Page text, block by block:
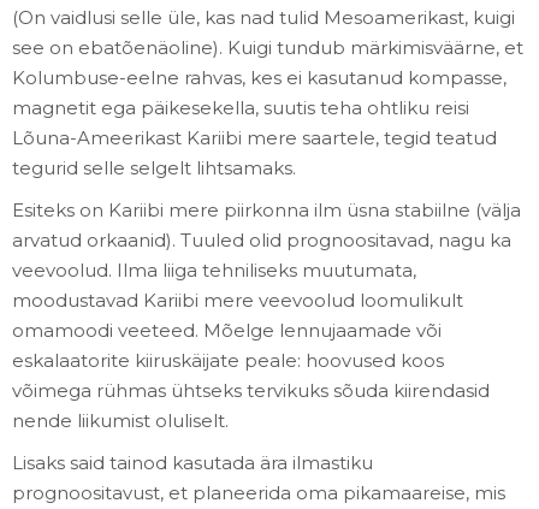
(On vaidlusi selle üle, kas nad tulid Mesoamerikast, kuigi
see on ebatõenäoline). Kuigi tundub märkimisväärne, et
Kolumbuse-eelne rahvas, kes ei kasutanud kompasse,
magnetit ega päikesekella, suutis teha ohtliku reisi
Lõuna-Ameerikast Kariibi mere saartele, tegid teatud
tegurid selle selgelt lihtsamaks.
Esiteks on Kariibi mere piirkonna ilm üsna stabiilne (välja
arvatud orkaanid). Tuuled olid prognoositavad, nagu ka
veevoolud. Ilma liiga tehniliseks muutumata,
moodustavad Kariibi mere veevoolud loomulikult
omamoodi veeteed. Mõelge lennujaamade või
eskalaatorite kiiruskäijate peale: hoovused koos
võimega rühmas ühtseks tervikuks sõuda kiirendasid
nende liikumist oluliselt.
Lisaks said tainod kasutada ära ilmastiku
prognoositavust, et planeerida oma pikamaareise, mis